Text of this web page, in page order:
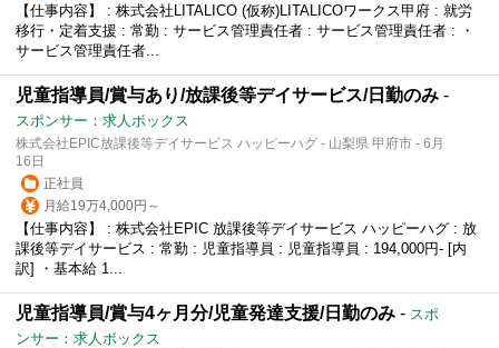
【仕事内容】 : 株式会社LITALICO (仮称)LITALICOワークス甲府 : 就労
移行・定着支援 : 常勤 : サービス管理責任者 : サービス管理責任者 : ・
サービス管理責任者...
児童指導員/賞与あり/放課後等デイサービス/日勤のみ -
スポンサー：求人ボックス
株式会社EPIC放課後等デイサービス ハッピーハグ - 山梨県 甲府市 - 6月
16日
正社員
月給19万4,000円～
【仕事内容】 : 株式会社EPIC 放課後等デイサービス ハッピーハグ : 放
課後等デイサービス : 常勤 : 児童指導員 : 児童指導員 : 194,000円- [内
訳] ・基本給 1...
児童指導員/賞与4ヶ月分/児童発達支援/日勤のみ - スポ
ンサー：求人ボックス